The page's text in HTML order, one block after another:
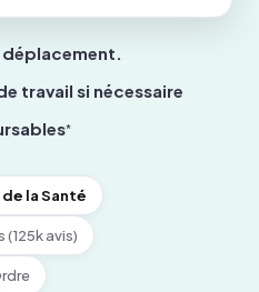
travail si nécessaire
*
la Santé
(125k avis)